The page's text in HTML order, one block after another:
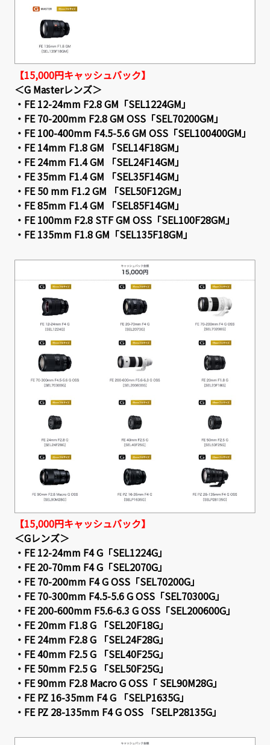
【15,000円キャッシュバック】
＜G Masterレンズ＞
・FE 12-24mm F2.8 GM「SEL1224GM」
・FE 70-200mm F2.8 GM OSS「SEL70200GM」
・FE 100-400mm F4.5-5.6 GM OSS「SEL100400GM」
・FE 14mm F1.8 GM 「SEL14F18GM」
・FE 24mm F1.4 GM 「SEL24F14GM」
・FE 35mm F1.4 GM 「SEL35F14GM」
・FE 50 mm F1.2 GM 「SEL50F12GM」
・FE 85mm F1.4 GM 「SEL85F14GM」
・FE 100mm F2.8 STF GM OSS「SEL100F28GM」
・FE 135mm F1.8 GM「SEL135F18GM」
【15,000円キャッシュバック】
＜Gレンズ＞
・FE 12-24mm F4 G「SEL1224G」
・FE 20-70mm F4 G「SEL2070G」
・FE 70-200mm F4 G OSS「SEL70200G」
・FE 70-300mm F4.5-5.6 G OSS「SEL70300G」
・FE 200-600mm F5.6-6.3 G OSS「SEL200600G」
・FE 20mm F1.8 G 「SEL20F18G」
・FE 24mm F2.8 G 「SEL24F28G」
・FE 40mm F2.5 G 「SEL40F25G」
・FE 50mm F2.5 G 「SEL50F25G」
・FE 90mm F2.8 Macro G OSS「 SEL90M28G」
・FE PZ 16-35mm F4 G 「SELP1635G」
・FE PZ 28-135mm F4 G OSS 「SELP28135G」